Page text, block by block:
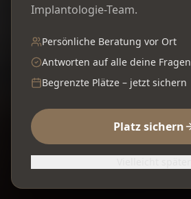
Implantologie-Team.
Persönliche Beratung vor Ort
Antworten auf alle deine Fragen
Begrenzte Plätze – jetzt sichern
Platz sichern